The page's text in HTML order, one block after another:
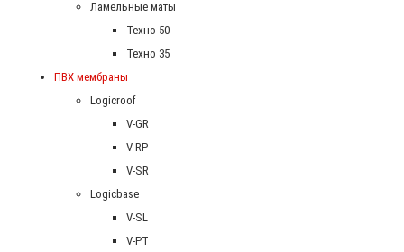
Ламельные маты
Техно 50
Техно 35
ПВХ мембраны
Logicroof
V-GR
V-RP
V-SR
Logicbase
V-SL
V-PT